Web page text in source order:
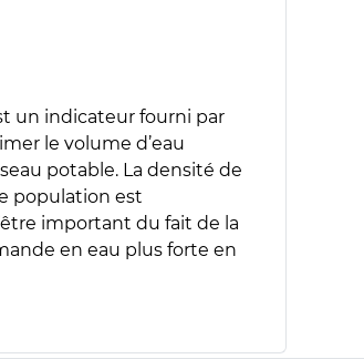
un indicateur fourni par
le volume d’eau
potable. La densité de
population est
important du fait de la
en eau plus forte en